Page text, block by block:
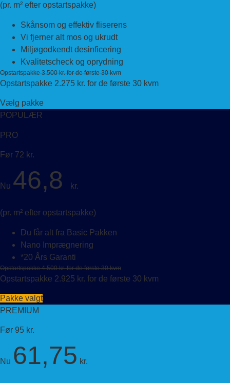
(pr. m² efter opstartspakke)
Skånsom og effektiv fliserens
Vi fjerner alt mos og ukrudt
Miljøgodkendt desinficering
Kvalitetscheck og oprydning
Opstartspakke 3.500 kr. for de første 30 kvm
Opstartspakke 2.275 kr. for de første 30 kvm
Vælg pakke
POPULÆR
PRO
Før 72 kr.
Nu 46,8 kr.
(pr. m² efter opstartspakke)
Du får alt fra Basic Pakken
Nano Imprægnering
*20 Års Garanti
Opstartspakke 4.500 kr. for de første 30 kvm
Opstartspakke 2.925 kr. for de første 30 kvm
Pakke valgt
PREMIUM
Før 95 kr.
Nu 61,75 kr.